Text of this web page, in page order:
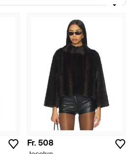
einer vielfältigen Karriere in der
füllen. Von Saison zu Saison bietet
Fäustlinge, Schals, Westen und
Luxpelzen. Jede Jocelyn Kollektion
Schränke. Fingerlose
werden als einfallsreiche,
zu jedem Ensemble
Fr. 508